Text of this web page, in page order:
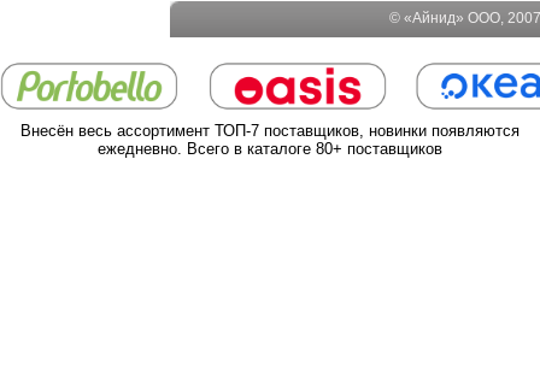
© «Айнид» ООО,
Внесён весь ассортимент ТОП-7 поставщиков, новинки появляются
ежедневно. Всего в каталоге 80+ поставщиков